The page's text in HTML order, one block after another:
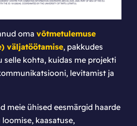
oma võtmetulemuse
väljatöötamise, pakkudes
selle kohta, kuidas me projekti
levitamist ja
meie ühised eesmärgid haarde
kaasatuse,